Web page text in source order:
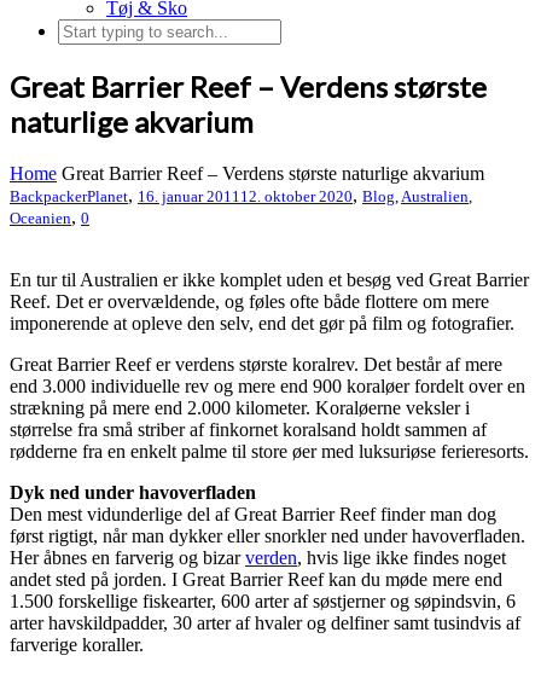
Tøj & Sko
Great Barrier Reef – Verdens største
naturlige akvarium
Home Great Barrier Reef – Verdens største naturlige akvarium
BackpackerPlanet, 16. januar 2011 12. oktober 2020, Blog Australien
Oceanien, 0
En tur til Australien er ikke komplet uden et besøg ved Great Barrier
Reef. Det er overvældende, og føles ofte både flottere om mere
imponerende at opleve den selv, end det gør på film og fotografier.
Great Barrier Reef er verdens største koralrev. Det består af mere
end 3.000 individuelle rev og mere end 900 koraløer fordelt over en
strækning på mere end 2.000 kilometer. Koraløerne veksler i
størrelse fra små striber af finkornet koralsand holdt sammen af
rødderne fra en enkelt palme til store øer med luksuriøse ferieresorts.
Dyk ned under havoverfladen
Den mest vidunderlige del af Great Barrier Reef finder man dog
først rigtigt, når man dykker eller snorkler ned under havoverfladen.
Her åbnes en farverig og bizarverden, hvis lige ikke findes noget
andet sted på jorden. I Great Barrier Reef kan du møde mere end
1.500 forskellige fiskearter, 600 arter af søstjerner og søpindsvin, 6
arter havskildpadder, 30 arter af hvaler og delfiner samt tusindvis af
farverige koraller.